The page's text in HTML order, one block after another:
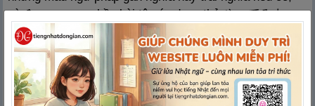
và đưa ngay ra phần bài tập áp dụng thử やってみよ
う！. Cách sắp xếp này là một điểm cộng rất có giá trị,
giúp người học có thể ghi nhớ và nắm vững bài học một
cách logic hơn.
③
Kiến thức của trình độ N3 không hề ítkhiến
người học không khỏi bối rối và chật vật khi tự mình